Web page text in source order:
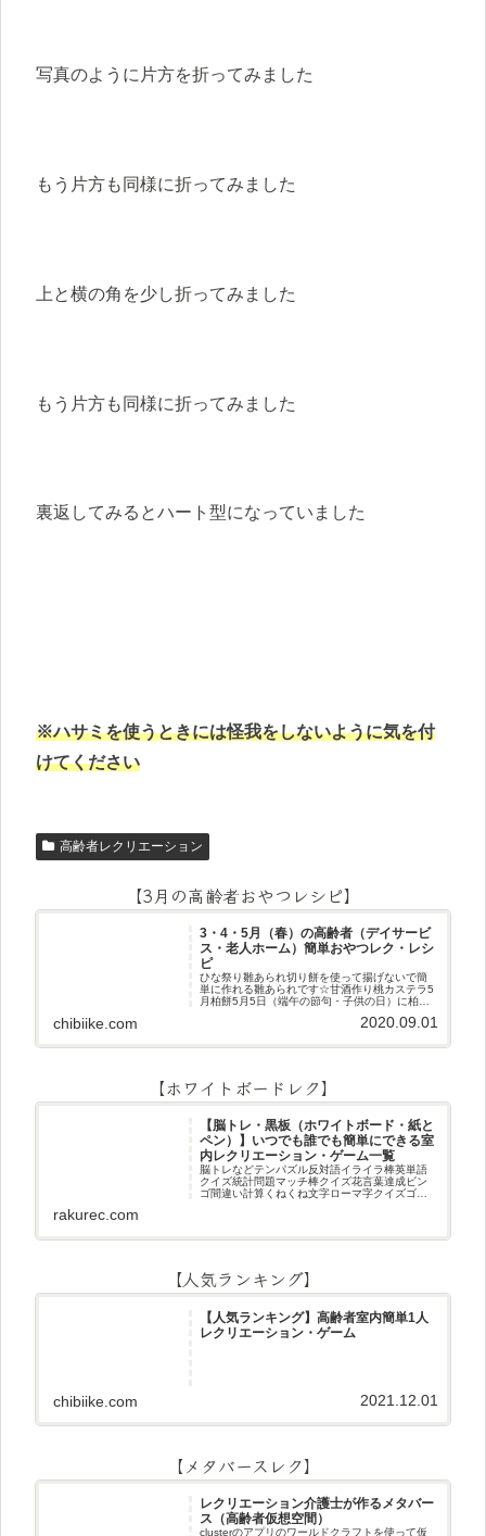
写真のように片方を折ってみました
もう片方も同様に折ってみました
上と横の角を少し折ってみました
もう片方も同様に折ってみました
裏返してみるとハート型になっていました
※ハサミを使うときには怪我をしないように気を付
けてください
高齢者レクリエーション
【3月の高齢者おやつレシピ】
3・4・5月（春）の高齢者（デイサービ
ス・老人ホーム）簡単おやつレク・レシ
ピ
ひな祭り雛あられ切り餅を使って揚げないで簡
単に作れる雛あられです☆甘酒作り桃カステラ5
月柏餅5月5日（端午の節句・子供の日）に柏餅
日）にちまき作りです☆ほうじ茶プリン抹茶パ
chibiike.com 2020.09.01
【ホワイトボードレク】
【脳トレ・黒板（ホワイトボード・紙と
ペン）】いつでも誰でも簡単にできる室
内レクリエーション・ゲーム一覧
脳トレなどテンパズル反対語イライラ棒英単語
クイズ統計問題マッチ棒クイズ花言葉達成ビン
ゴ間違い計算くねくね文字ローマ字クイズゴロ
rakurec.com
【人気ランキング】
【人気ランキング】高齢者室内簡単1人
レクリエーション・ゲーム
chibiike.com 2021.12.01
【メタバースレク】
レクリエーション介護士が作るメタバー
ス（高齢者仮想空間）
clusterのアプリのワールドクラフトを使って仮